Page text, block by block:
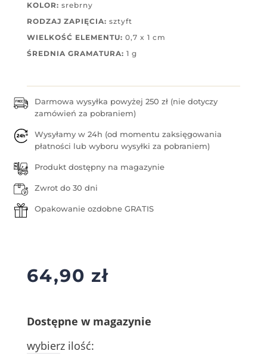
KOLOR: srebrny
RODZAJ ZAPIĘCIA: sztyft
WIELKOŚĆ ELEMENTU: 0,7 x 1 cm
ŚREDNIA GRAMATURA: 1 g
Darmowa wysyłka powyżej 250 zł (nie dotyczy
zamówień za pobraniem)
Wysyłamy w 24h (od momentu zaksięgowania
płatności lub wyboru wysyłki za pobraniem)
Produkt dostępny na magazynie
Zwrot do 30 dni
Opakowanie ozdobne GRATIS
64,90 zł
Dostępne w magazynie
wybierz ilość: